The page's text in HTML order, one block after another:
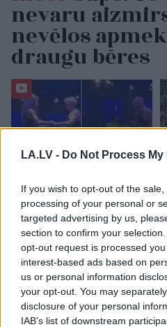
LA.LV - Do Not Process
If you wish to opt-out of the
processing of your personal or
targeted advertising by us,
section to confirm your
opt-out request is processed
interest-based ads based on
us or personal information
your opt-out. You may
disclosure of your personal
IAB’s list of downstream
nevaru
nevēlos
draugu bēres
“Tā var ākstīties savā
virtuvē, nevis uz
skatuves!” Elita
Mīlgrāve ļāvusies
negaidīti erotiskai
skatuves deja ar
Eirovīzijas zvaigzni